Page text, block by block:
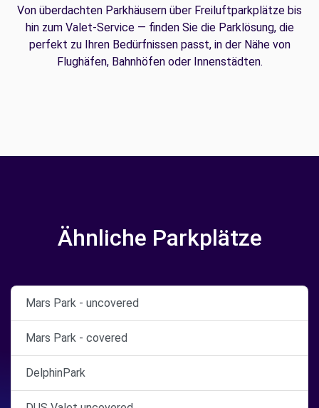
Von überdachten Parkhäusern über Freiluftparkplätze bis
hin zum Valet-Service — finden Sie die Parklösung, die
perfekt zu Ihren Bedürfnissen passt, in der Nähe von
Flughäfen, Bahnhöfen oder Innenstädten.
Ähnliche Parkplätze
Mars Park - uncovered
Mars Park - covered
DelphinPark